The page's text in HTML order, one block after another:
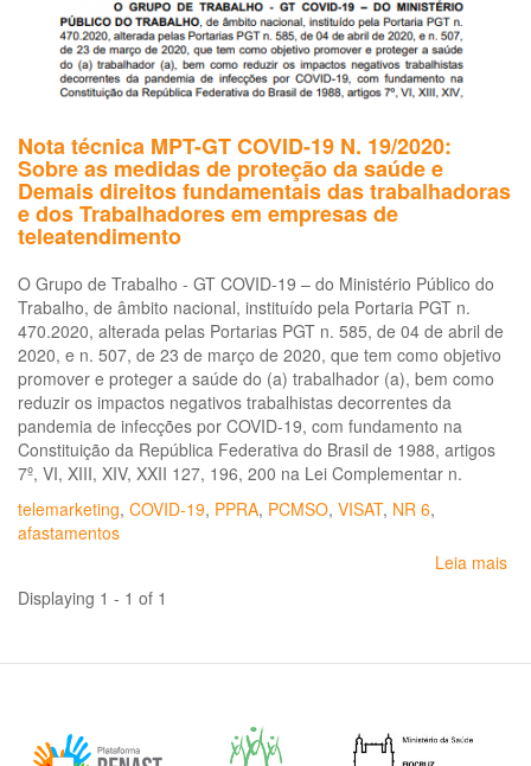
Nota técnica MPT-GT COVID-19 N. 19/2020:
Sobre as medidas de proteção da saúde e
Demais direitos fundamentais das trabalhadoras
e dos Trabalhadores em empresas de
teleatendimento
O Grupo de Trabalho - GT COVID-19 – do Ministério Público do
Trabalho, de âmbito nacional, instituído pela Portaria PGT n.
470.2020, alterada pelas Portarias PGT n. 585, de 04 de abril de
2020, e n. 507, de 23 de março de 2020, que tem como objetivo
promover e proteger a saúde do (a) trabalhador (a), bem como
reduzir os impactos negativos trabalhistas decorrentes da
pandemia de infecções por COVID-19, com fundamento na
Constituição da República Federativa do Brasil de 1988, artigos
7º, VI, XIII, XIV, XXII 127, 196, 200 na Lei Complementar n.
telemarketing, COVID-19, PPRA, PCMSO, VISAT, NR 6,
afastamentos
Leia mais
GT
Displaying 1 - 1 of 1